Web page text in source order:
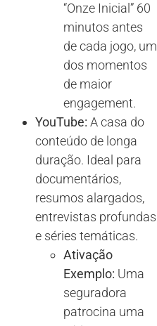
“Onze Inicial” 60
minutos antes
de cada jogo, um
dos momentos
de maior
engagement.
YouTube: A casa do
conteúdo de longa
duração. Ideal para
documentários,
resumos alargados,
entrevistas profundas
e séries temáticas.
Ativação
Exemplo: Uma
seguradora
patrocina uma